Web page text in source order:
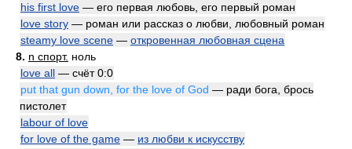
his first love — его первая любовь, его первый роман
love story — роман или рассказ о любви, любовный роман
steamy love scene — откровенная любовная сцена
8. n спорт. ноль
love all — счёт 0:0
put that gun down, for the love of God — ради бога, брось
пистолет
labour of love
for love of the game — из любви к искусству